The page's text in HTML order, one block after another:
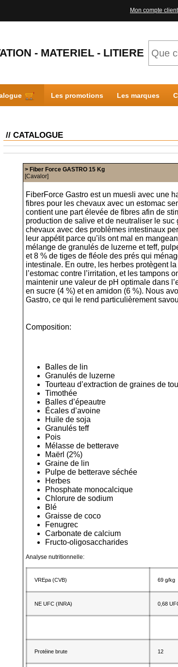
Mon compte client
- MATERIEL - LITIERE
Les promotions Les marques
// CATALOGUE
> Fiber Force GASTRO 15 Kg
[Cavalor]
FiberForce Gastro est un muesli avec une
fibres pour les chevaux avec un estomac
contient une part élevée de fibres afin de
production de salive et de neutraliser le suc
chevaux avec des problèmes intestinaux
leur appétit parce qu’ils ont mal en
mélange de granulés de luzerne et teff,
et 8 % de tiges de fléole des prés qui
intestinale. En outre, les herbes protègent
l’estomac contre l’irritation, et les tampons
maintenir une valeur de pH optimale dans
en sucre (4 %) et en amidon (6 %). Nous
Gastro, ce qui le rend particulièrement
Composition:
Balles de lin
Granulés de luzerne
Tourteau d’extraction de graines de
Timothée
Balles d’épeautre
Écales d’avoine
Huile de soja
Granulés teff
Pois
Mélasse de betterave
Maërl (2%)
Graine de lin
Pulpe de betterave séchée
Herbes
Phosphate monocalcique
Chlorure de sodium
Blé
Graisse de coco
Fenugrec
Carbonate de calcium
Fructo-oligosaccharides
Analyse nutritionnelle:
VREpa (CVB) 69 g/kg
NE UFC (INRA) 0,68
Protéine brute 12